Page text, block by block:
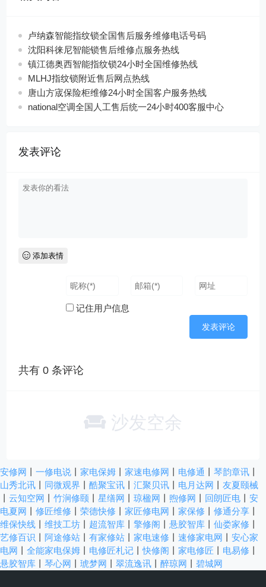
卢纳森智能指纹锁全国售后服务维修电话号码
沈阳科徕尼智能锁售后维修点服务热线
镇江德奥西智能指纹锁24小时全国维修热线
MLHJ指纹锁附近售后网点热线
唐山方宬保险柜维修24小时全国客户服务热线
national空调全国人工售后统一24小时400客服中心
发表评论
添加表情
记住用户信息
共有0 条评论
沙发空余
安修网 一修电说 家电保姆 家速电修网 电修通 琴韵章讯
山秀北讯
同微观界 酷聚宝讯 汇聚贝讯 电月达网
友夏颐械
云知空网 竹涧修颐 星缮网 琼楹网 煦修网 回朗匠电
安
电夏网
修匠维修 荣德快修 家匠修电网 家保修 修通分享
维保快线
维技工坊 超流智库 擎修阁 悬胶智库 仙娄家修
艺修百识
阿途修站 有家修站 家电速修 速修家电网
安心家
电网
全能家电保姆 电修匠札记 丨快修阁 家电修匠 电易修
悬胶智库
琴心网 琥梦网 翠流逸讯 醉琼网 碧城网